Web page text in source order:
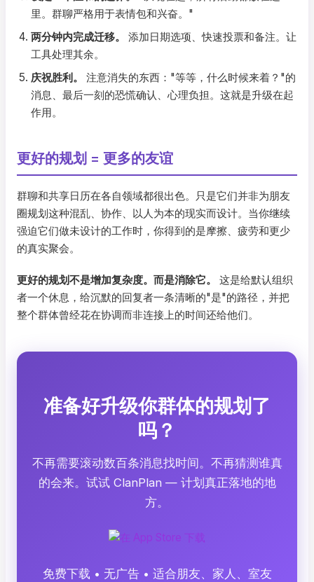
里。群聊严格用于表情包和兴奋。"
两分钟内完成迁移。
添加日期选项、快速投票和备注。让
工具处理其余。
庆祝胜利。
注意消失的东西："等等，什么时候来着？"的
消息、最后一刻的恐慌确认、心理负担。这就是升级在起
作用。
更好的规划 = 更多的友谊
群聊和共享日历在各自领域都很出色。只是它们并非为朋友
圈规划这种混乱、协作、以人为本的现实而设计。当你继续
强迫它们做未设计的工作时，你得到的是摩擦、疲劳和更少
的真实聚会。
更好的规划不是增加复杂度。而是消除它。
这是给默认组织
者一个休息，给沉默的回复者一条清晰的"是"的路径，并把
整个群体曾经花在协调而非连接上的时间还给他们。
准备好升级你群体的规划了
吗？
不再需要滚动数百条消息找时间。不再猜测谁真
的会来。试试 ClanPlan — 计划真正落地的地
方。
免费下载 • 无广告 • 适合朋友、家人、室友